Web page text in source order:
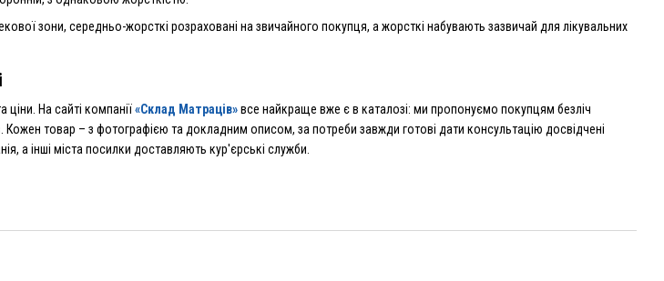
зони, середньо-жорсткі розраховані на звичайного покупця, а жорсткі набувають зазвичай для лікувальних
На сайті компанії«Склад Матраців»все найкраще вже є в каталозі: ми пропонуємо покупцям безліч
товар – з фотографією та докладним описом, за потреби завжди готові дати консультацію досвідчені
а інші міста посилки доставляють кур'єрські служби.